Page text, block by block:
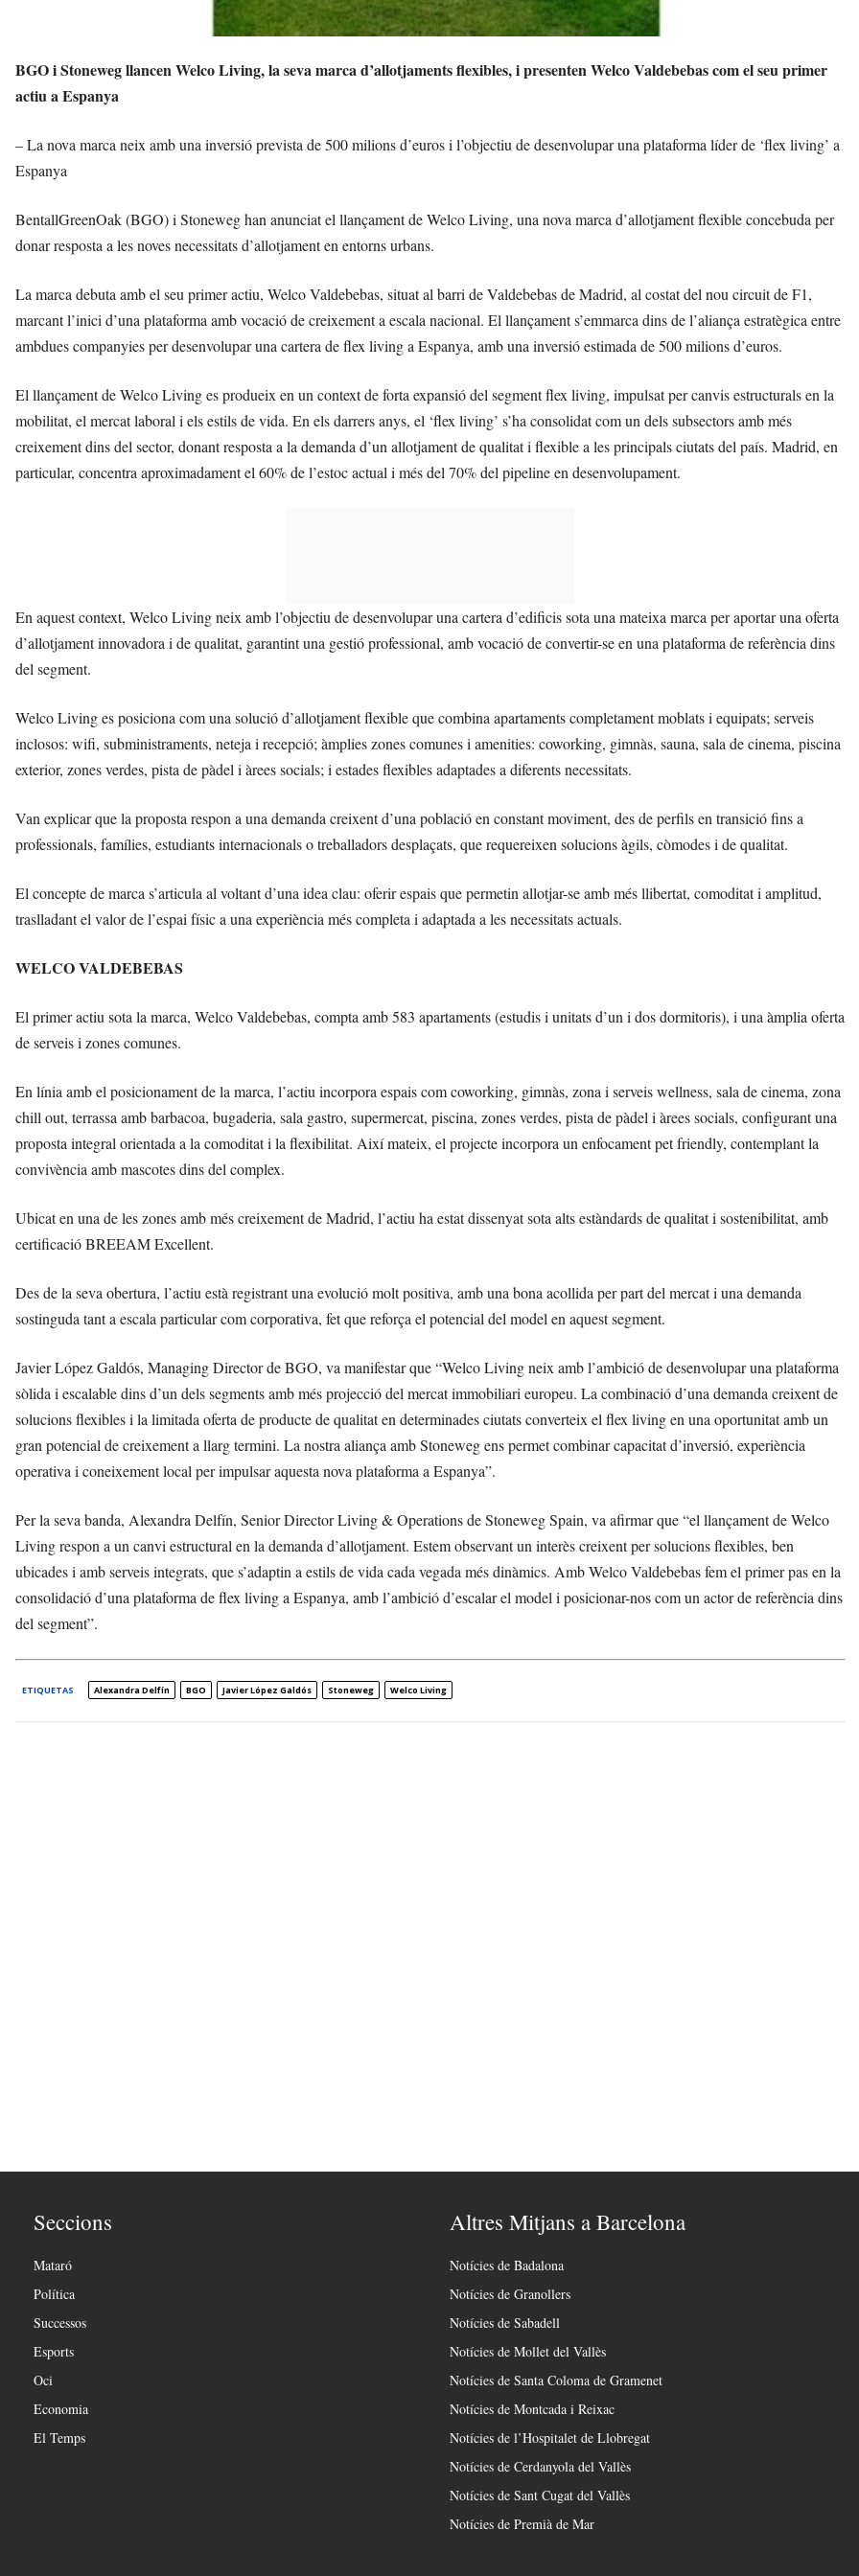
BGO i Stoneweg llancen Welco Living, la seva marca d’allotjaments flexibles, i presenten Welco Valdebebas com el seu primer
actiu a Espanya
– La nova marca neix amb una inversió prevista de 500 milions d’euros i l’objectiu de desenvolupar una plataforma líder de ‘flex living’ a
Espanya
BentallGreenOak (BGO) i Stoneweg han anunciat el llançament de Welco Living, una nova marca d’allotjament flexible concebuda per
donar resposta a les noves necessitats d’allotjament en entorns urbans.
La marca debuta amb el seu primer actiu, Welco Valdebebas, situat al barri de Valdebebas de Madrid, al costat del nou circuit de F1,
marcant l’inici d’una plataforma amb vocació de creixement a escala nacional. El llançament s’emmarca dins de l’aliança estratègica entre
ambdues companyies per desenvolupar una cartera de flex living a Espanya, amb una inversió estimada de 500 milions d’euros.
El llançament de Welco Living es produeix en un context de forta expansió del segment flex living, impulsat per canvis estructurals en la
mobilitat, el mercat laboral i els estils de vida. En els darrers anys, el ‘flex living’ s’ha consolidat com un dels subsectors amb més
creixement dins del sector, donant resposta a la demanda d’un allotjament de qualitat i flexible a les principals ciutats del país. Madrid, en
particular, concentra aproximadament el 60% de l’estoc actual i més del 70% del pipeline en desenvolupament.
En aquest context, Welco Living neix amb l’objectiu de desenvolupar una cartera d’edificis sota una mateixa marca per aportar una oferta
d’allotjament innovadora i de qualitat, garantint una gestió professional, amb vocació de convertir-se en una plataforma de referència dins
del segment.
Welco Living es posiciona com una solució d’allotjament flexible que combina apartaments completament moblats i equipats; serveis
inclosos: wifi, subministraments, neteja i recepció; àmplies zones comunes i amenities: coworking, gimnàs, sauna, sala de cinema, piscina
exterior, zones verdes, pista de pàdel i àrees socials; i estades flexibles adaptades a diferents necessitats.
Van explicar que la proposta respon a una demanda creixent d’una població en constant moviment, des de perfils en transició fins a
professionals, famílies, estudiants internacionals o treballadors desplaçats, que requereixen solucions àgils, còmodes i de qualitat.
El concepte de marca s’articula al voltant d’una idea clau: oferir espais que permetin allotjar-se amb més llibertat, comoditat i amplitud,
traslladant el valor de l’espai físic a una experiència més completa i adaptada a les necessitats actuals.
WELCO VALDEBEBAS
El primer actiu sota la marca, Welco Valdebebas, compta amb 583 apartaments (estudis i unitats d’un i dos dormitoris), i una àmplia oferta
de serveis i zones comunes.
En línia amb el posicionament de la marca, l’actiu incorpora espais com coworking, gimnàs, zona i serveis wellness, sala de cinema, zona
chill out, terrassa amb barbacoa, bugaderia, sala gastro, supermercat, piscina, zones verdes, pista de pàdel i àrees socials, configurant una
proposta integral orientada a la comoditat i la flexibilitat. Així mateix, el projecte incorpora un enfocament pet friendly, contemplant la
convivència amb mascotes dins del complex.
Ubicat en una de les zones amb més creixement de Madrid, l’actiu ha estat dissenyat sota alts estàndards de qualitat i sostenibilitat, amb
certificació BREEAM Excellent.
Des de la seva obertura, l’actiu està registrant una evolució molt positiva, amb una bona acollida per part del mercat i una demanda
sostinguda tant a escala particular com corporativa, fet que reforça el potencial del model en aquest segment.
Javier López Galdós, Managing Director de BGO, va manifestar que “Welco Living neix amb l’ambició de desenvolupar una plataforma
sòlida i escalable dins d’un dels segments amb més projecció del mercat immobiliari europeu. La combinació d’una demanda creixent de
solucions flexibles i la limitada oferta de producte de qualitat en determinades ciutats converteix el flex living en una oportunitat amb un
gran potencial de creixement a llarg termini. La nostra aliança amb Stoneweg ens permet combinar capacitat d’inversió, experiència
operativa i coneixement local per impulsar aquesta nova plataforma a Espanya”.
Per la seva banda, Alexandra Delfín, Senior Director Living & Operations de Stoneweg Spain, va afirmar que “el llançament de Welco
Living respon a un canvi estructural en la demanda d’allotjament. Estem observant un interès creixent per solucions flexibles, ben
ubicades i amb serveis integrats, que s’adaptin a estils de vida cada vegada més dinàmics. Amb Welco Valdebebas fem el primer pas en la
consolidació d’una plataforma de flex living a Espanya, amb l’ambició d’escalar el model i posicionar-nos com un actor de referència dins
del segment”.
ETIQUETAS Alexandra Delfín BGO Javier López Galdós Stoneweg Welco Living
Seccions
Mataró
Política
Successos
Esports
Oci
Economia
El Temps
Altres Mitjans a Barcelona
Notícies de Badalona
Notícies de Granollers
Notícies de Sabadell
Notícies de Mollet del Vallès
Notícies de Santa Coloma de Gramenet
Notícies de Montcada i Reixac
Notícies de l’Hospitalet de Llobregat
Notícies de Cerdanyola del Vallès
Notícies de Sant Cugat del Vallès
Notícies de Premià de Mar